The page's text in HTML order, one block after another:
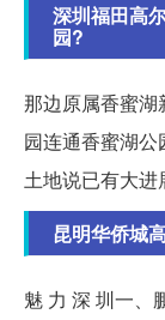
深圳福田高
园?
那边原属香蜜湖
园连通香蜜湖
土地说已有大进
昆明华侨城
魅 力 深 圳一、